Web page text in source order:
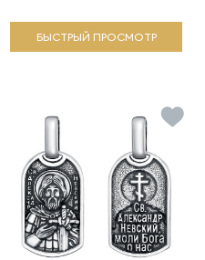
БЫСТРЫЙ ПРОСМОТР